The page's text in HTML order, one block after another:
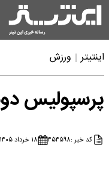
اینتیتر ورزش
پرسپولیس
کد خبر :۴۵۴۵۹۸ ۱۸ خرداد ۱۴۰۵ - ۱۳:۲۸